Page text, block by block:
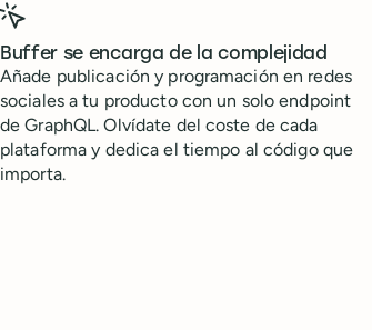
Buffer se encarga de la complejidad
Añade publicación y programación en redes
sociales a tu producto con un solo endpoint
de GraphQL. Olvídate del coste de cada
plataforma y dedica el tiempo al código que
importa.